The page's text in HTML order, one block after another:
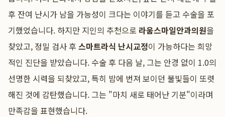
후 잔여 난시가 남을 가능성이 크다는 이야기를 듣고 수술을 포
기했었습니다. 하지만 지인의 추천으로 라움스마일안과의원을
찾았고, 정밀 검사 후 스마트라식 난시교정이 가능하다는 희망
적인 진단을 받았습니다. 수술 후 다음 날, 그는 안경 없이 1.0의
선명한 시력을 되찾았고, 특히 밤에 번져 보이던 불빛들이 또렷
해진 것에 감탄했습니다. 그는 "마치 새로 태어난 기분"이라며
만족감을 표현했습니다.